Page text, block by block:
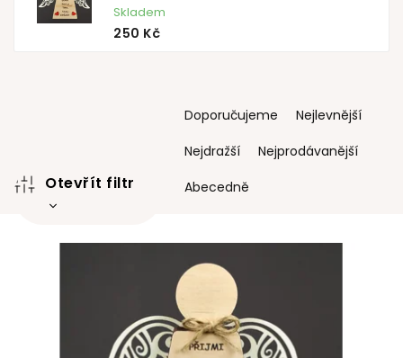
Skladem
250 Kč
Ř
a
n
r
o
d
u
k
t
Doporučujeme
Nejlevnější
Nejdražší
Nejprodávanější
Abecedně
Otevřít filtr